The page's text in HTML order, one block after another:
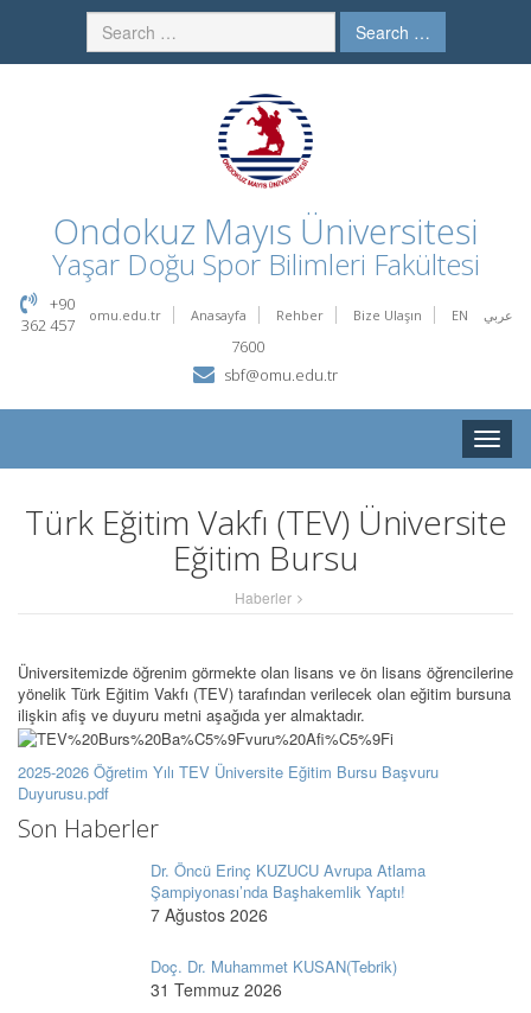
Search …
Ondokuz Mayıs Üniversitesi
Yaşar Doğu Spor Bilimleri Fakültesi
omu.edu.tr Anasayfa Rehber Bize Ulaşın EN عربي
+90
362 457
7600
sbf@omu.edu.tr
Toggle
Türk Eğitim Vakfı (TEV) Üniversite
Eğitim Bursu
Haberler
Üniversitemizde öğrenim görmekte olan lisans ve ön lisans öğrencilerine
yönelik Türk Eğitim Vakfı (TEV) tarafından verilecek olan eğitim bursuna
ilişkin afiş ve duyuru metni aşağıda yer almaktadır.
2025-2026 Öğretim Yılı TEV Üniversite Eğitim Bursu Başvuru
Duyurusu.pdf
Son Haberler
Dr. Öncü Erinç KUZUCU Avrupa Atlama
Şampiyonası’nda Başhakemlik Yaptı!
7 Ağustos 2026
Doç. Dr. Muhammet KUSAN(Tebrik)
31 Temmuz 2026